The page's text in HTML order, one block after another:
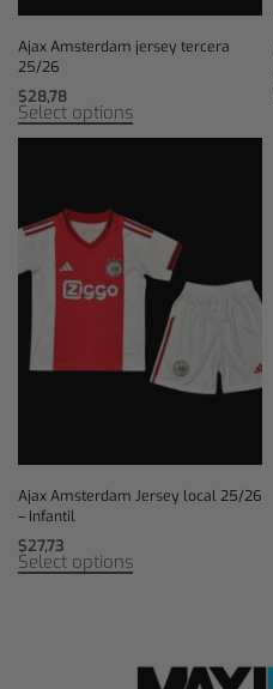
Ajax Amsterdam jersey tercera
25/26
$28,78
Select options
Ajax Amsterdam Jersey local 25/26
– Infantil
$27,73
Select options